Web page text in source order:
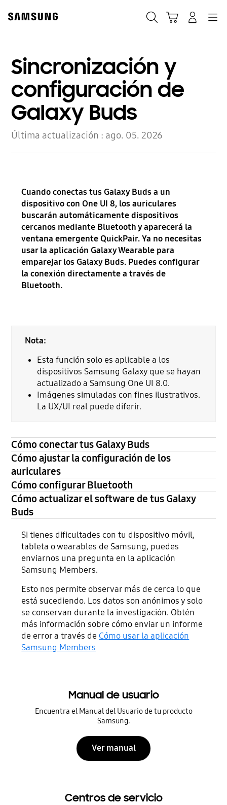
content
Sincronización y
configuración de
Galaxy Buds
Última actualización : ago. 05. 2026
Cuando conectas tus Galaxy Buds a un
dispositivo con One UI 8, los auriculares
buscarán automáticamente dispositivos
cercanos mediante Bluetooth y aparecerá la
ventana emergente QuickPair. Ya no necesitas
usar la aplicación Galaxy Wearable para
emparejar los Galaxy Buds. Puedes configurar
la conexión directamente a través de
Bluetooth.
Nota:
Esta función solo es aplicable a los
dispositivos Samsung Galaxy que se hayan
actualizado a Samsung One UI 8.0.
Imágenes simuladas con fines ilustrativos.
La UX/UI real puede diferir.
Cómo conectar tus Galaxy Buds
Cómo ajustar la configuración de los
auriculares
Cómo configurar Bluetooth
Cómo actualizar el software de tus Galaxy
Buds
Si tienes dificultades con tu dispositivo móvil,
tableta o wearables de Samsung, puedes
enviarnos una pregunta en la aplicación
Samsung Members.
Esto nos permite observar más de cerca lo que
está sucediendo. Los datos son anónimos y solo
se conservan durante la investigación. Obtén
más información sobre cómo enviar un informe
de error a través de Cómo usar la aplicación
Samsung Members
Manual de usuario
Encuentra el Manual del Usuario de tu producto
Samsung.
Ver manual
Centros de servicio